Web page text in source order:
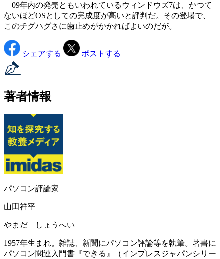
09年内の発売ともいわれているウィンドウズ7は、かつて
ないほどOSとしての完成度が高いと評判だ。その登場で、
このチグハグさに歯止めがかかればよいのだが。
シェアする ポストする
著者情報
パソコン評論家
山田祥平
やまだ しょうへい
1957年生まれ。雑誌、新聞にパソコン評論等を執筆。著書に
パソコン関連入門書『できる』（インプレスジャパンシリー